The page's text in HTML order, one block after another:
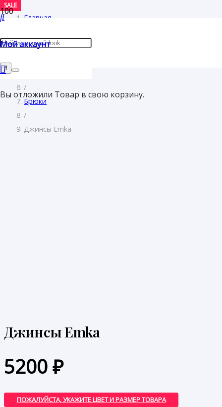
Мой аккаунт
Вы отложили Товар в свою корзину.
Главная
Женщинам
/
Брюки
/
Джинсы Emka
Джинсы Emka
5200₽
ПОЖАЛУЙСТА, УКАЖИТЕ ЦВЕТ И РАЗМЕР ТОВАРА
SALE
SALE
SALE
SALE
SALE